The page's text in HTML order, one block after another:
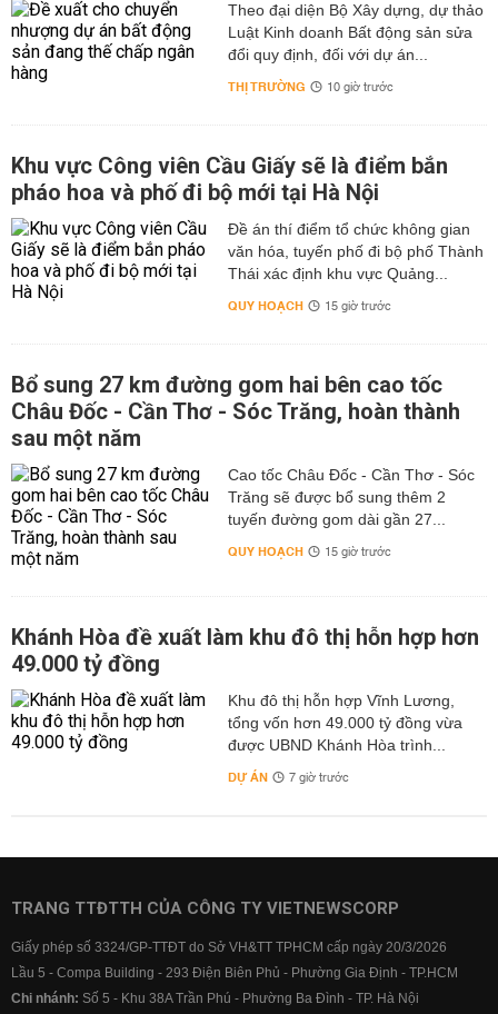
Theo đại diện Bộ Xây dựng, dự thảo
Luật Kinh doanh Bất động sản sửa
đổi quy định, đối với dự án...
THỊ TRƯỜNG 10 giờ trước
Khu vực Công viên Cầu Giấy sẽ là điểm bắn
pháo hoa và phố đi bộ mới tại Hà Nội
Đề án thí điểm tổ chức không gian
văn hóa, tuyến phố đi bộ phố Thành
Thái xác định khu vực Quảng...
QUY HOẠCH 15 giờ trước
Bổ sung 27 km đường gom hai bên cao tốc
Châu Đốc - Cần Thơ - Sóc Trăng, hoàn thành
sau một năm
Cao tốc Châu Đốc - Cần Thơ - Sóc
Trăng sẽ được bổ sung thêm 2
tuyến đường gom dài gần 27...
QUY HOẠCH 15 giờ trước
Khánh Hòa đề xuất làm khu đô thị hỗn hợp hơn
49.000 tỷ đồng
Khu đô thị hỗn hợp Vĩnh Lương,
tổng vốn hơn 49.000 tỷ đồng vừa
được UBND Khánh Hòa trình...
DỰ ÁN 7 giờ trước
TRANG TTĐTTH CỦA CÔNG TY VIETNEWSCORP
Giấy phép số 3324/GP-TTĐT do Sở VH&TT TPHCM cấp ngày 20/3/2026
Lầu 5 - Compa Building - 293 Điện Biên Phủ - Phường Gia Định - TP.HCM
Chi nhánh: Số 5 - Khu 38A Trần Phú - Phường Ba Đình - TP. Hà Nội